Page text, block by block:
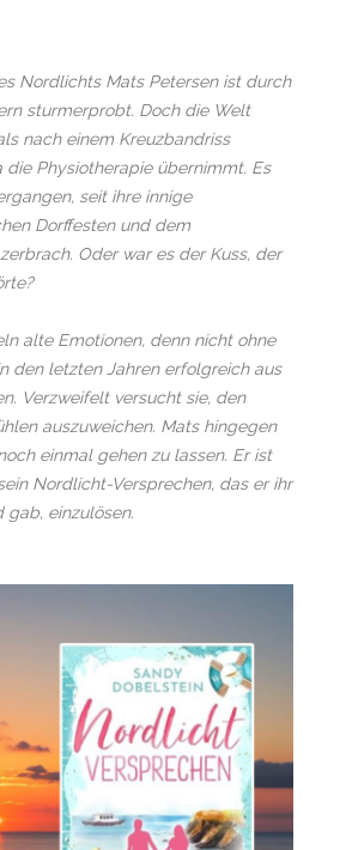
Nordlichts Mats Petersen ist durch
sturmerprobt. Doch die Welt
nach einem Kreuzbandriss
die Physiotherapie übernimmt. Es
seit ihre innige
Dorffesten und dem
Oder war es der Kuss, der
alte Emotionen, denn nicht ohne
den letzten Jahren erfolgreich aus
Verzweifelt versucht sie, den
auszuweichen. Mats hingegen
einmal gehen zu lassen. Er ist
Nordlicht-Versprechen, das er ihr
einzulösen.